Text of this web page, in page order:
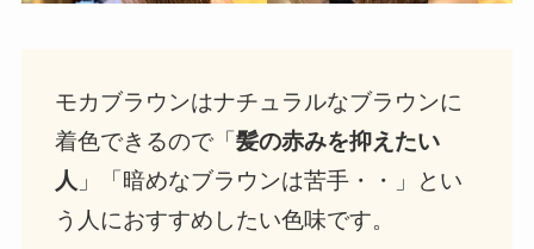
モカブラウンはナチュラルなブラウンに
着色できるので「髪の赤みを抑えたい
人 」「暗めなブラウンは苦手・・」とい
う人におすすめしたい色味です。